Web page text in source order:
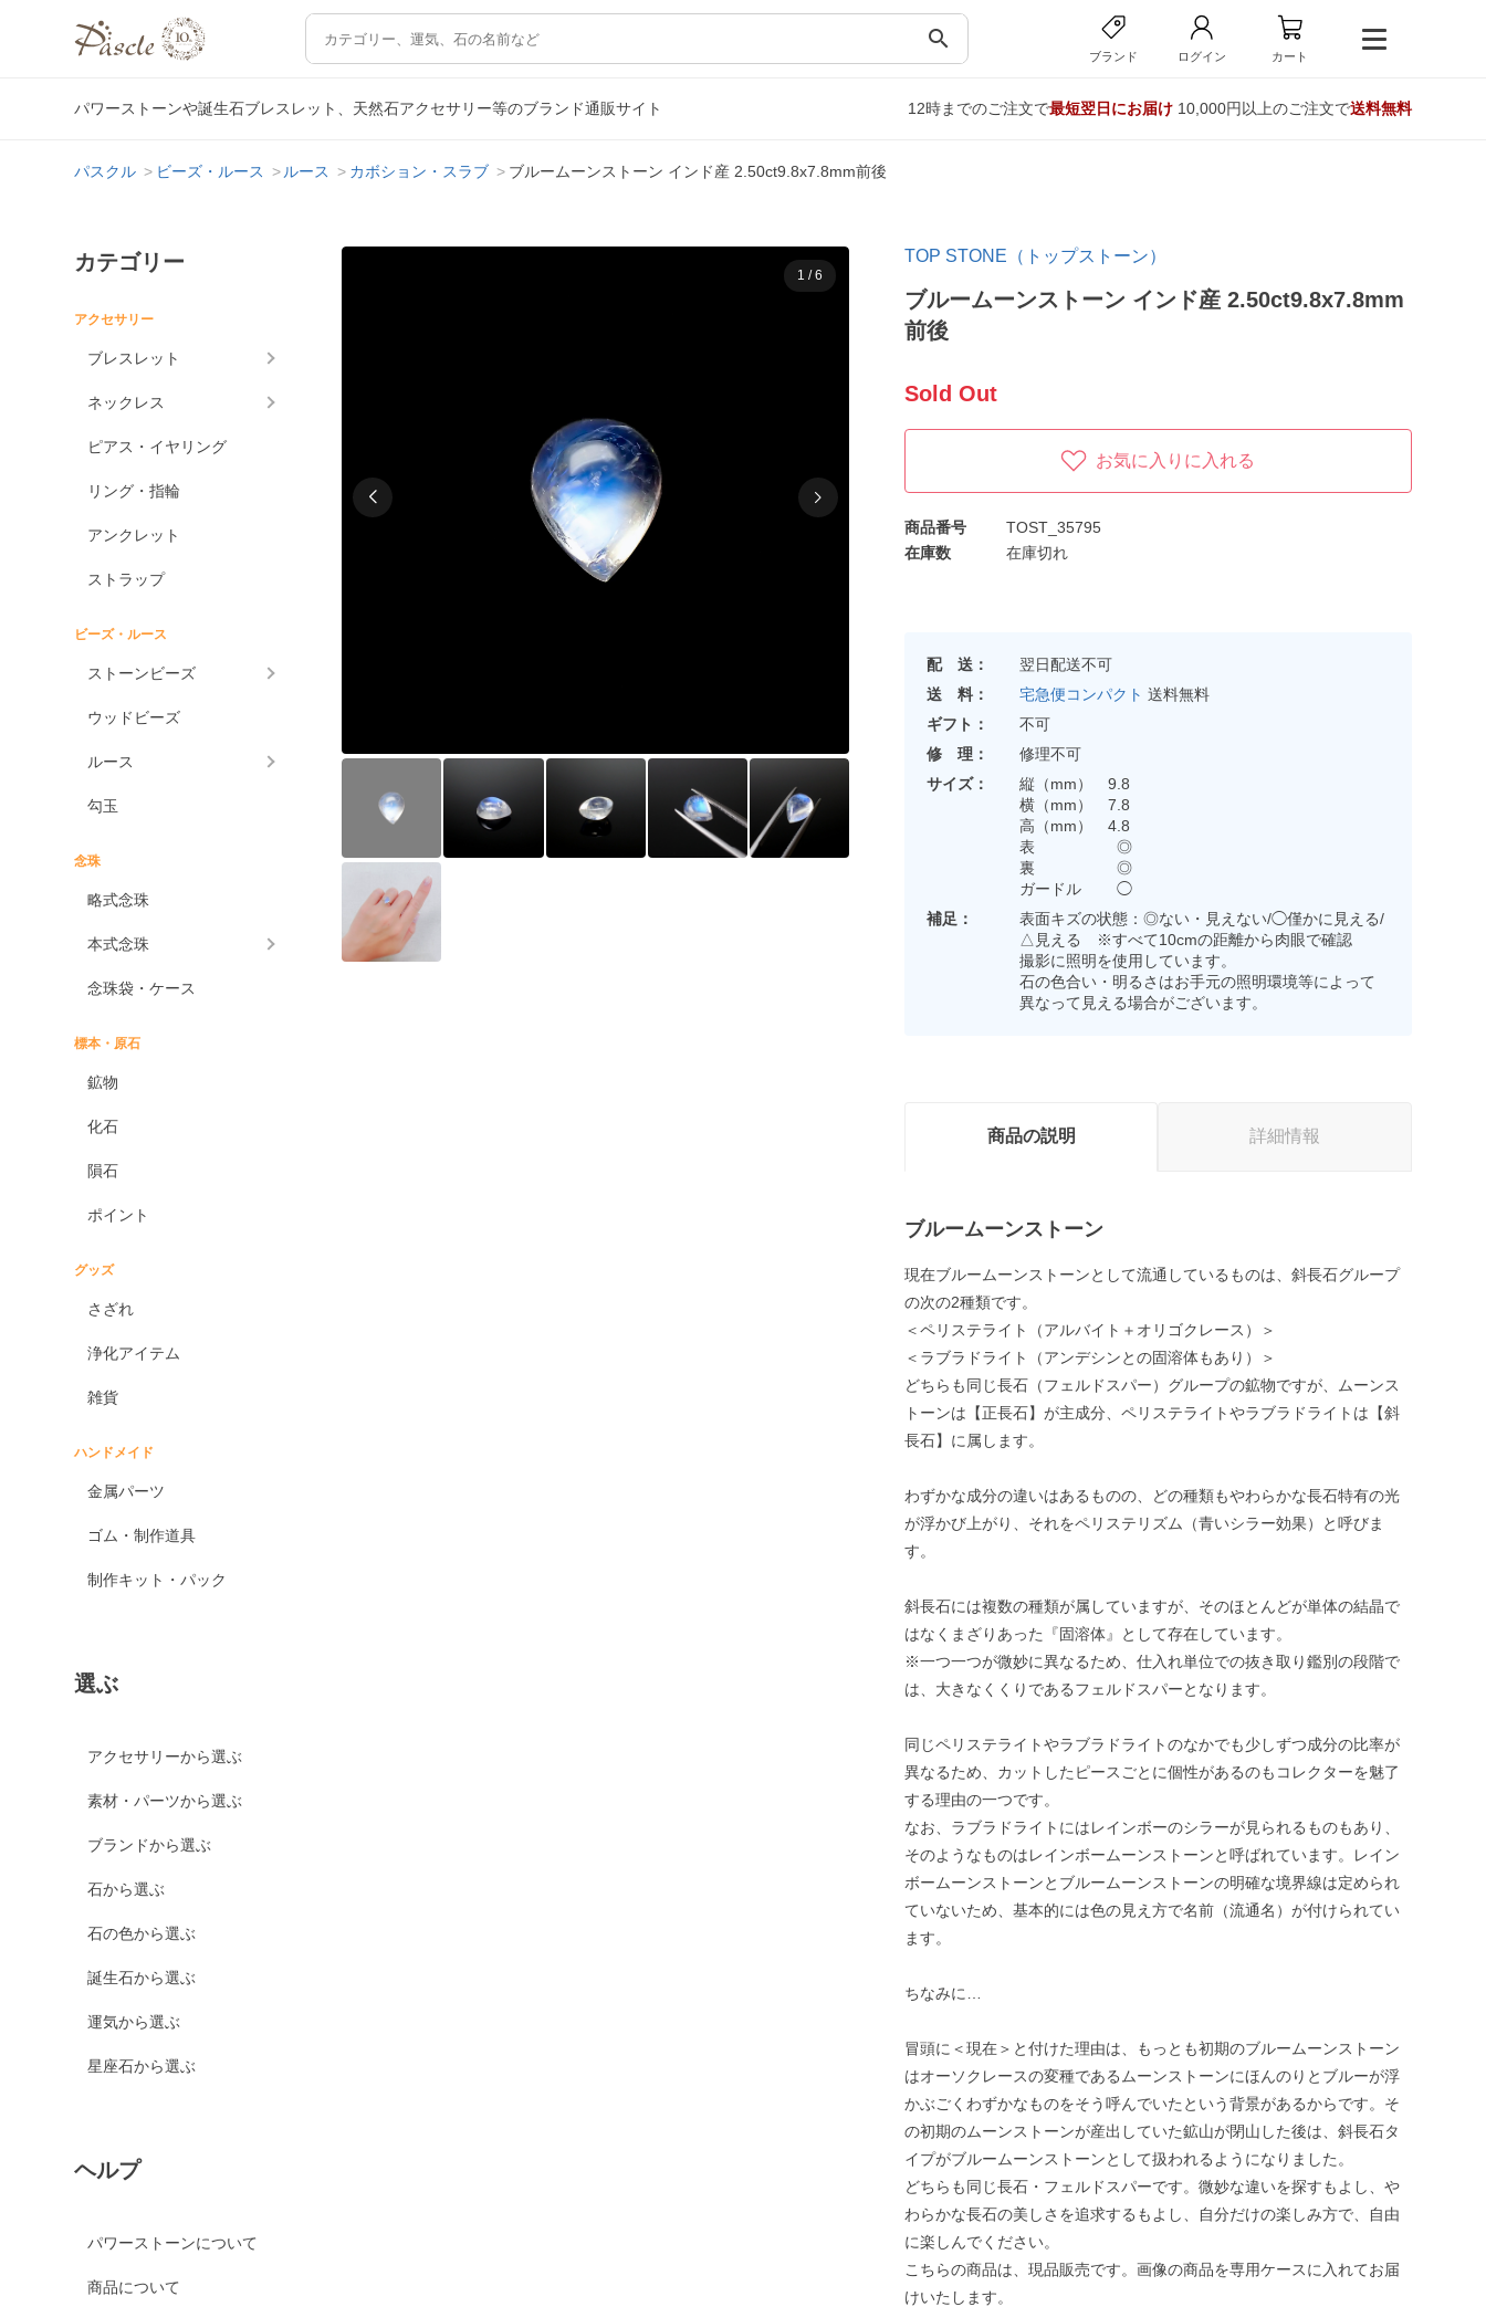
search
ブランド ログイン カート
パワーストーンや誕生石ブレスレット、天然石アクセサリー等のブランド通販サイト 12時までのご注文で最短翌日にお届け10,000円以上のご注文で送料無料
パスクル ビーズ・ルース ルース カボション・スラブ ブルームーンストーン インド産 2.50ct9.8x7.8mm前後
カテゴリー
アクセサリー
ブレスレット
ネックレス
ピアス・イヤリング
リング・指輪
アンクレット
ストラップ
ビーズ・ルース
ストーンビーズ
ウッドビーズ
ルース
勾玉
念珠
略式念珠
本式念珠
念珠袋・ケース
標本・原石
鉱物
化石
隕石
ポイント
グッズ
さざれ
浄化アイテム
雑貨
ハンドメイド
金属パーツ
ゴム・制作道具
制作キット・パック
選ぶ
アクセサリーから選ぶ
素材・パーツから選ぶ
ブランドから選ぶ
石から選ぶ
石の色から選ぶ
誕生石から選ぶ
運気から選ぶ
星座石から選ぶ
ヘルプ
パワーストーンについて
商品について
1 /6
TOP STONE（トップストーン）
ブルームーンストーン インド産 2.50ct9.8x7.8mm
前後
Sold Out
お気に入りに入れる
商品番号
TOST_35795
在庫数
在庫切れ
配 送：
翌日配送不可
送 料：
宅急便コンパクト 送料無料
ギフト：
不可
修 理：
修理不可
サイズ：
縦（mm） 9.8
横（mm） 7.8
高（mm） 4.8
表 ◎
裏 ◎
ガードル ◯
補足：
表面キズの状態：◎ない・見えない/◯僅かに見える/
△見える ※すべて10cmの距離から肉眼で確認
撮影に照明を使用しています。
石の色合い・明るさはお手元の照明環境等によって
異なって見える場合がございます。
商品の説明 詳細情報
ブルームーンストーン
現在ブルームーンストーンとして流通しているものは、斜長石グループ
の次の2種類です。
＜ペリステライト（アルバイト＋オリゴクレース）＞
＜ラブラドライト（アンデシンとの固溶体もあり）＞
どちらも同じ長石（フェルドスパー）グループの鉱物ですが、ムーンス
トーンは【正長石】が主成分、ペリステライトやラブラドライトは【斜
長石】に属します。
わずかな成分の違いはあるものの、どの種類もやわらかな長石特有の光
が浮かび上がり、それをペリステリズム（青いシラー効果）と呼びま
す。
斜長石には複数の種類が属していますが、そのほとんどが単体の結晶で
はなくまざりあった『固溶体』として存在しています。
※一つ一つが微妙に異なるため、仕入れ単位での抜き取り鑑別の段階で
は、大きなくくりであるフェルドスパーとなります。
同じペリステライトやラブラドライトのなかでも少しずつ成分の比率が
異なるため、カットしたピースごとに個性があるのもコレクターを魅了
する理由の一つです。
なお、ラブラドライトにはレインボーのシラーが見られるものもあり、
そのようなものはレインボームーンストーンと呼ばれています。レイン
ボームーンストーンとブルームーンストーンの明確な境界線は定められ
ていないため、基本的には色の見え方で名前（流通名）が付けられてい
ます。
ちなみに…
冒頭に＜現在＞と付けた理由は、もっとも初期のブルームーンストーン
はオーソクレースの変種であるムーンストーンにほんのりとブルーが浮
かぶごくわずかなものをそう呼んでいたという背景があるからです。そ
の初期のムーンストーンが産出していた鉱山が閉山した後は、斜長石タ
イプがブルームーンストーンとして扱われるようになりました。
どちらも同じ長石・フェルドスパーです。微妙な違いを探すもよし、や
わらかな長石の美しさを追求するもよし、自分だけの楽しみ方で、自由
に楽しんでください。
こちらの商品は、現品販売です。画像の商品を専用ケースに入れてお届
けいたします。